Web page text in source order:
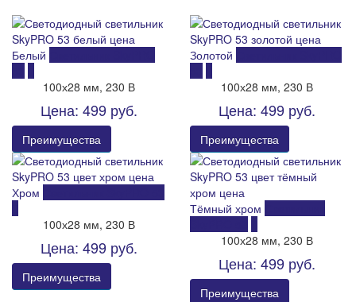
Белый
100х28 мм, 230 В
Цена: 499 руб.
Преимущества
Золотой
100х28 мм, 230 В
Цена: 499 руб.
Преимущества
Хром
100х28 мм, 230 В
Цена: 499 руб.
Преимущества
Тёмный хром
100х28 мм, 230 В
Цена: 499 руб.
Преимущества